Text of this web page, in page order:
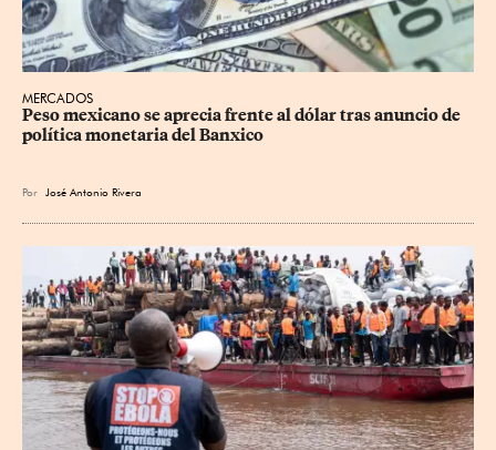
MERCADOS
Peso mexicano se aprecia frente al dólar tras anuncio de
política monetaria del Banxico
Por José Antonio Rivera